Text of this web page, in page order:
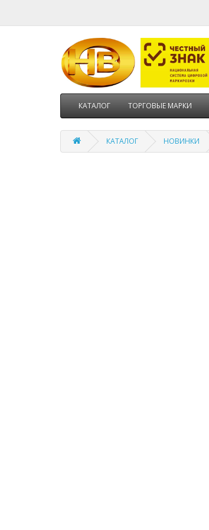
КАТАЛОГ ТОРГОВЫЕ МАРКИ
КАТАЛОГ НОВИНКИ